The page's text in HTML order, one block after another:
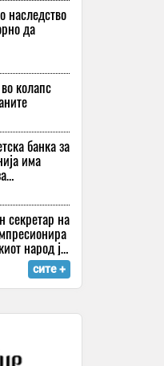
во
Опае
заминаа за
ви помогнат
тело со
помогнат да
– ќе
во
наследство
да
колапс
банка за
има
се
секретар на
народ ја
сите +